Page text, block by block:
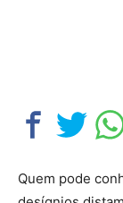
Quem pode